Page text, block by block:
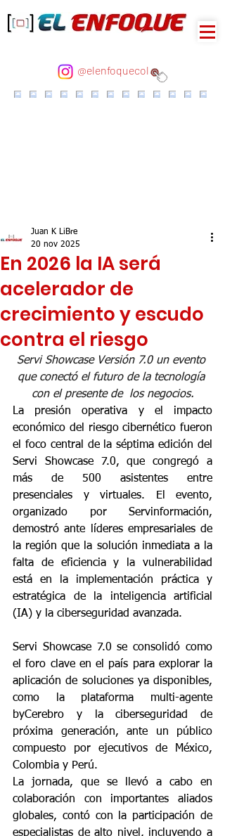
@elenfoquecol
En 2026 la IA será
acelerador de
crecimiento y escudo
contra el riesgo
Juan K LiBre
20 nov 2025
Servi Showcase Versión 7.0 un evento
que conectó el futuro de la tecnología
con el presente de  los negocios.
La presión operativa y el impacto
económico del riesgo cibernético fueron
el foco central de la séptima edición del
Servi Showcase 7.0, que congregó a
más de 500 asistentes entre
presenciales y virtuales. El evento,
organizado por Servinformación,
demostró ante líderes empresariales de
la región que la solución inmediata a la
falta de eficiencia y la vulnerabilidad
está en la implementación práctica y
estratégica de la inteligencia artificial
(IA) y la ciberseguridad avanzada.
Servi Showcase 7.0 se consolidó como
el foro clave en el país para explorar la
aplicación de soluciones ya disponibles,
como la plataforma multi-agente
byCerebro y la ciberseguridad de
próxima generación, ante un público
compuesto por ejecutivos de México,
Colombia y Perú.
La jornada, que se llevó a cabo en
colaboración con importantes aliados
globales, contó con la participación de
especialistas de alto nivel, incluyendo a